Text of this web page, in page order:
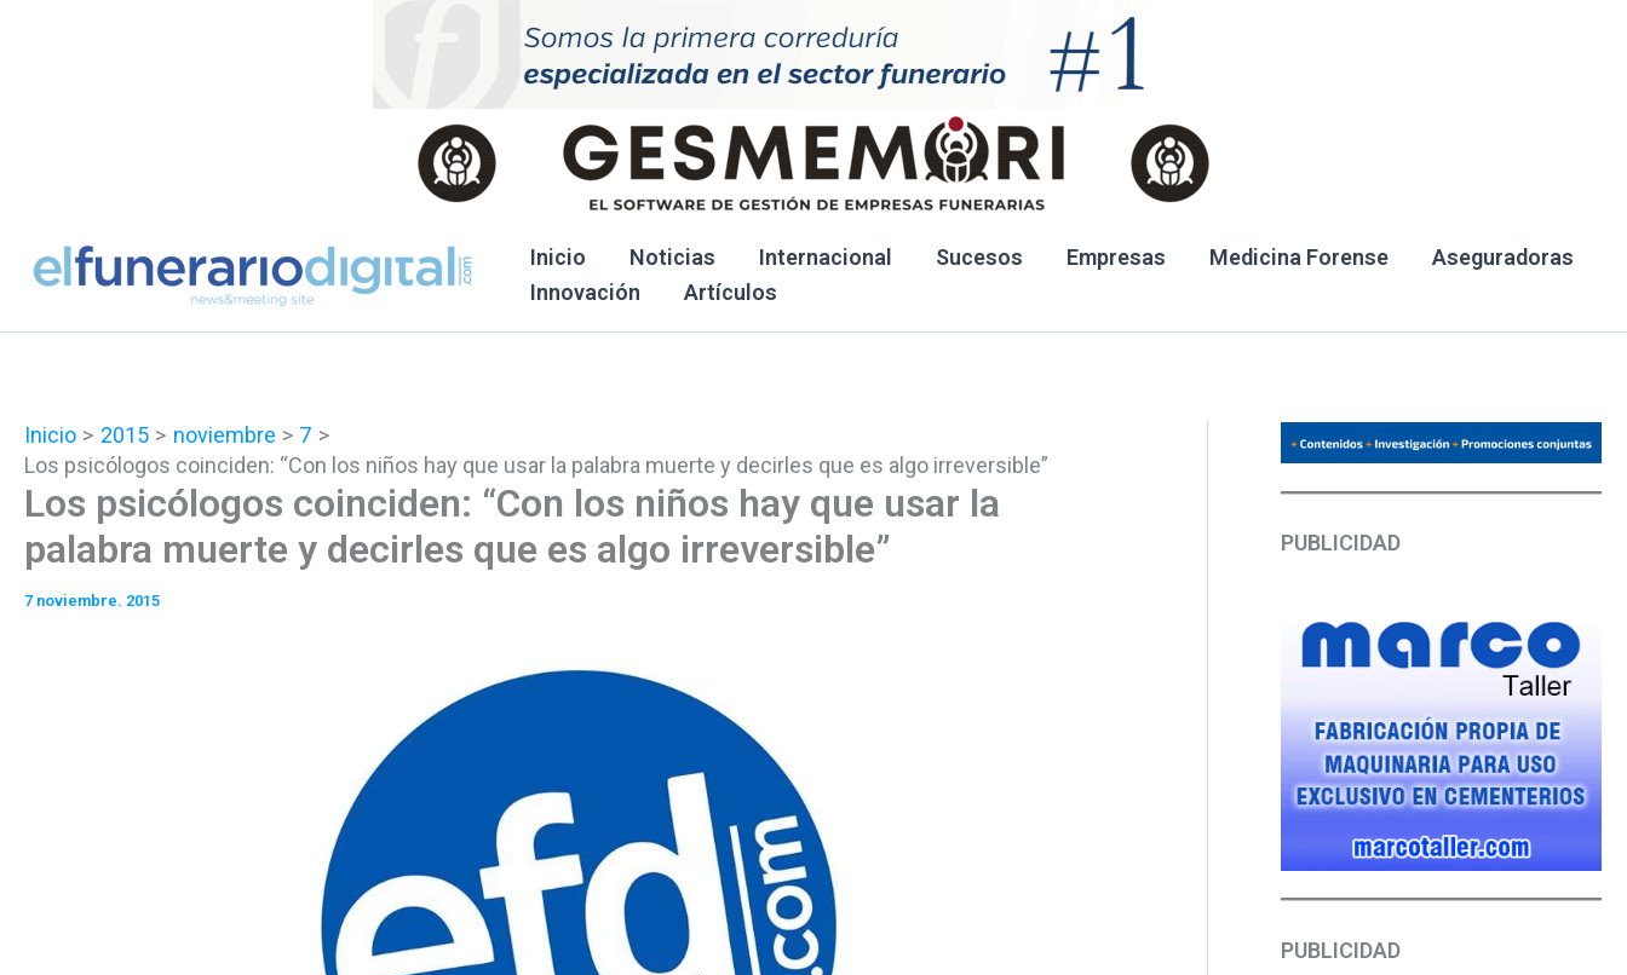
Inicio Noticias Internacional Sucesos Empresas Medicina Forense
Aseguradoras
Innovación
Artículos
Inicio 2015 noviembre
7
Los psicólogos coinciden: “Con los niños hay que usar la palabra muerte y decirles que es algo irreversible”
Los psicólogos coinciden: “Con los niños hay que usar la
palabra muerte y decirles que es algo irreversible”
7 noviembre. 2015
PUBLICIDAD
PUBLICIDAD